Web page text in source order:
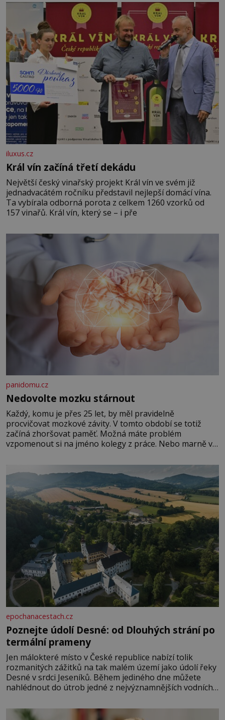
iluxus.cz
Král vín začíná třetí dekádu
Největší český vinařský projekt Král vín ve svém již
jednadvacátém ročníku představil nejlepší domácí vína.
Ta vybírala odborná porota z celkem 1260 vzorků od
157 vinařů. Král vín, který se – i pře
panidomu.cz
Nedovolte mozku stárnout
Každý, komu je přes 25 let, by měl pravidelně
procvičovat mozkové závity. V tomto období se totiž
začíná zhoršovat paměť. Možná máte problém
vzpomenout si na jméno kolegy z práce. Nebo marně v
Je to opravdu tak, s věkem jako kdyby se paměť
rozhodla stávkovat. Cvičte
epochanacestach.cz
Poznejte údolí Desné: od Dlouhých strání po
termální prameny
Jen málokteré místo v České republice nabízí tolik
rozmanitých zážitků na tak malém území jako údolí řeky
Desné v srdci Jeseníků. Během jediného dne můžete
nahlédnout do útrob jedné z nejvýznamnějších vodních
se na koloběžce a den zakončit poznáváním památek ve
Velkých Losinách nebo v termálním